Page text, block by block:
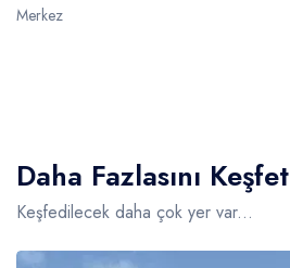
Merkez
Daha Fazlasını Keşfet
Keşfedilecek daha çok yer var...